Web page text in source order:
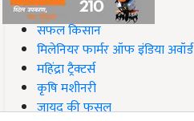
#Top on Krishi Jagran
सफल किसान
मिलेनियर फार्मर ऑफ इंडिया अवॉर्ड
महिंद्रा ट्रैक्टर्स
कृषि मशीनरी
जायद की फसल